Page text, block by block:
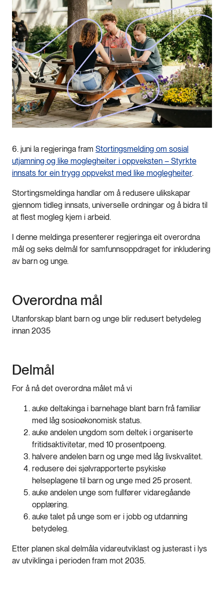
6. juni la regjeringa fram Stortingsmelding om sosial
utjamning og like moglegheiter i oppveksten – Styrkte
innsats for ein trygg oppvekst med like moglegheiter.
Stortingsmeldinga handlar om å redusere ulikskapar
gjennom tidleg innsats, universelle ordningar og å bidra til
at flest mogleg kjem i arbeid.
I denne meldinga presenterer regjeringa eit overordna
mål og seks delmål for samfunnsoppdraget for inkludering
av barn og unge.
Overordna mål
Utanforskap blant barn og unge blir redusert betydeleg
innan 2035
Delmål
For å nå det overordna målet må vi
auke deltakinga i barnehage blant barn frå familiar
med låg sosioøkonomisk status.
auke andelen ungdom som deltek i organiserte
fritidsaktivitetar, med 10 prosentpoeng.
halvere andelen barn og unge med låg livskvalitet.
redusere dei sjølvrapporterte psykiske
helseplagene til barn og unge med 25 prosent.
auke andelen unge som fullfører vidaregåande
opplæring.
auke talet på unge som er i jobb og utdanning
betydeleg.
Etter planen skal delmåla vidareutviklast og justerast i lys
av utviklinga i perioden fram mot 2035.